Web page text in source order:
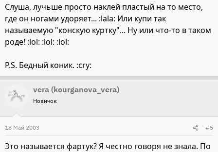
Слуша, лучьше просто наклей пластый на то место,
где он ногами удоряет... :lala: Или купи так
называемую "конскую куртку"... Ну или что-то в таком
роде! :lol: :lol: :lol:
P.S. Бедный коник. :cry:
vera (kourganova_vera)
Новичок
18 Май 2003 #5
Это называется фартук? Я честно говоря не знала. По